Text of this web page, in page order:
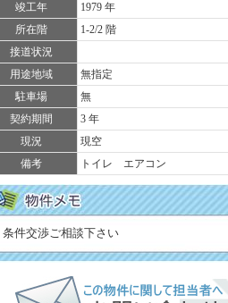
竣工年
1979 年
所在階
1-2/2 階
接道状況
用途地域
無指定
駐車場
無
契約期間
3 年
現況
現空
備考
トイレ エアコン
条件交渉ご相談下さい